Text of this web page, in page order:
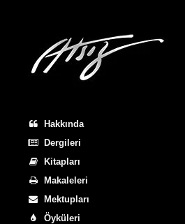
Hakkında
Dergileri
Kitapları
Makaleleri
Mektupları
Öyküleri